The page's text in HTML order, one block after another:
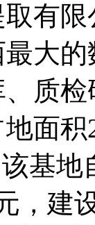
有
大
质
面
基
，建